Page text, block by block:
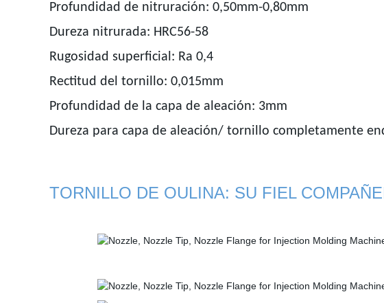
Profundidad de nitruración: 0,50mm-
Dureza nitrurada: HRC56-58
Rugosidad superficial: Ra 0,4
Rectitud del tornillo: 0,015mm
Profundidad de la capa de aleación: 3mm
Dureza para capa de aleación/ tornillo completamente
TORNILLO DE OULINA: SU FIEL